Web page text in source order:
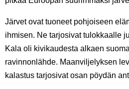
Järvet ovat tuoneet pohjoiseen
ihmisen. Ne tarjosivat tulokkaalle
Kala oli kivikaudesta alkaen
ravinnonlähde. Maanviljelyksen
kalastus tarjosivat osan pöydän